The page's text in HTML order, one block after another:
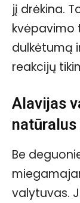
jį drėkina.
kvėpavimo
dulkėtumą
reakcijų
Alavijas
Be
valytuvas.